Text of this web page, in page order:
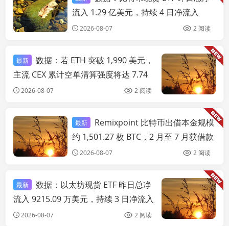
流入 1.29 亿美元，持续 4 日净流入
2026-08-07 2 阅读
最新
数据：若 ETH 突破 1,990 美元，
主流 CEX 累计空单清算强度将达 7.74
亿美元
2026-08-07 2 阅读
链快讯
最新
Remixpoint 比特币出借本金规模
约 1,501.27 枚 BTC，2 月至 7 月获借款
费用约 12.44 枚 BTC
2026-08-07 2 阅读
最新
数据：以太坊现货 ETF 昨日总净
流入 9215.09 万美元，持续 3 日净流入
2026-08-07 2 阅读